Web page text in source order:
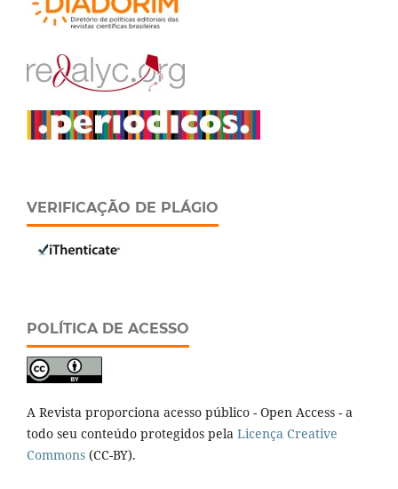
VERIFICAÇÃO DE PLÁGIO
POLÍTICA DE ACESSO
A Revista proporciona acesso público - Open Access - a
todo seu conteúdo protegidos pela Licença Creative
Commons (CC-BY).